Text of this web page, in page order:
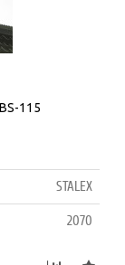
115
STALEX
2070